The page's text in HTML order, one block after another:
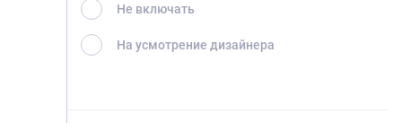
Не включать
На усмотрение дизайнера